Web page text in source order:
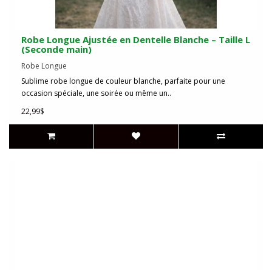
Robe Longue Ajustée en Dentelle Blanche – Taille L
(Seconde main)
Robe Longue
Sublime robe longue de couleur blanche, parfaite pour une
occasion spéciale, une soirée ou même un..
22,99$